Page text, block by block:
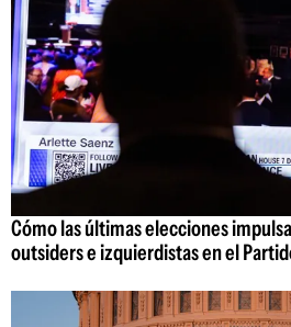
Cómo las últimas elecciones
outsiders e izquierdistas en el